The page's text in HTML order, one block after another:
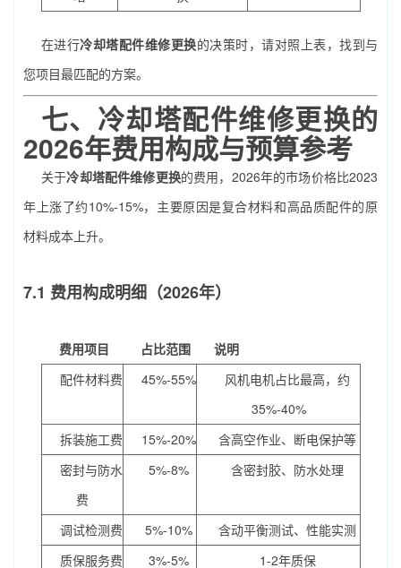
在进行冷却塔配件维修更换的决策时，请对照上表，找到与
您项目最匹配的方案。
七、 冷却塔配件维修更换的
2026年费用构成与预算参考
关于冷却塔配件维修更换的费用，2026年的市场价格比2023
年上涨了约10%-15%，主要原因是复合材料和高品质配件的原
材料成本上升。
7.1 费用构成明细（2026年）
费用项目 占比范围
说明
配件材料费
45%-55%
风机电机占比最高，约
35%-40%
拆装施工费
15%-20%
含高空作业、断电保护等
密封与防水
费
5%-8% 含密封胶、防水处理
调试检测费 5%-10%
含动平衡测试、性能实测
质保服务费
3%-5% 1-2年质保